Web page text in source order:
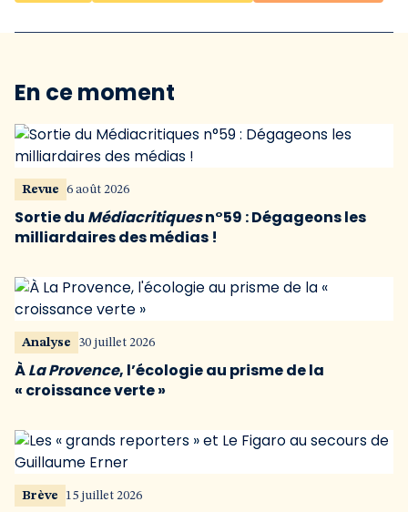
En ce moment
Revue 6 août 2026
Sortie du Médiacritiquesn°59 : Dégageons les
milliardaires des médias !
Analyse 30 juillet 2026
ÀLa Provence, l’écologie au prisme de la
« croissance verte »
Brève 15 juillet 2026